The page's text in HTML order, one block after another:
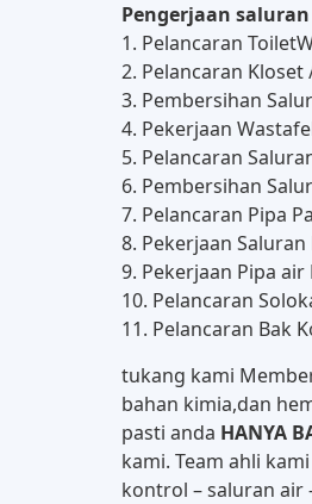
Pengerjaan
1. Pelancaran
2. Pelancaran
3. Pembersihan
4. Pekerjaan
5. Pelancaran
6. Pembersihan
7. Pelancaran Pipa
8. Pekerjaan
9. Pekerjaan Pipa
10. Pelancaran
11. Pelancaran Bak
tukang kami
bahan kimia,dan
pasti anda HANYA
kami. Team ahli
kontrol – saluran air